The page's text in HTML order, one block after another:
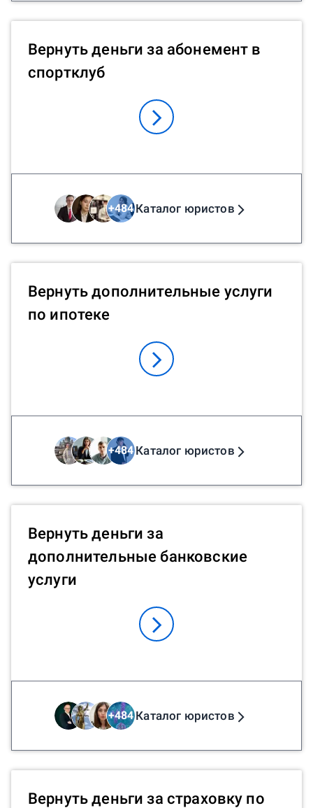
Вернуть деньги за абонемент в
спортклуб
+484Каталог юристов
Вернуть дополнительные услуги
по ипотеке
+484Каталог юристов
Вернуть деньги за
дополнительные банковские
услуги
+484Каталог юристов
Вернуть деньги за страховку по